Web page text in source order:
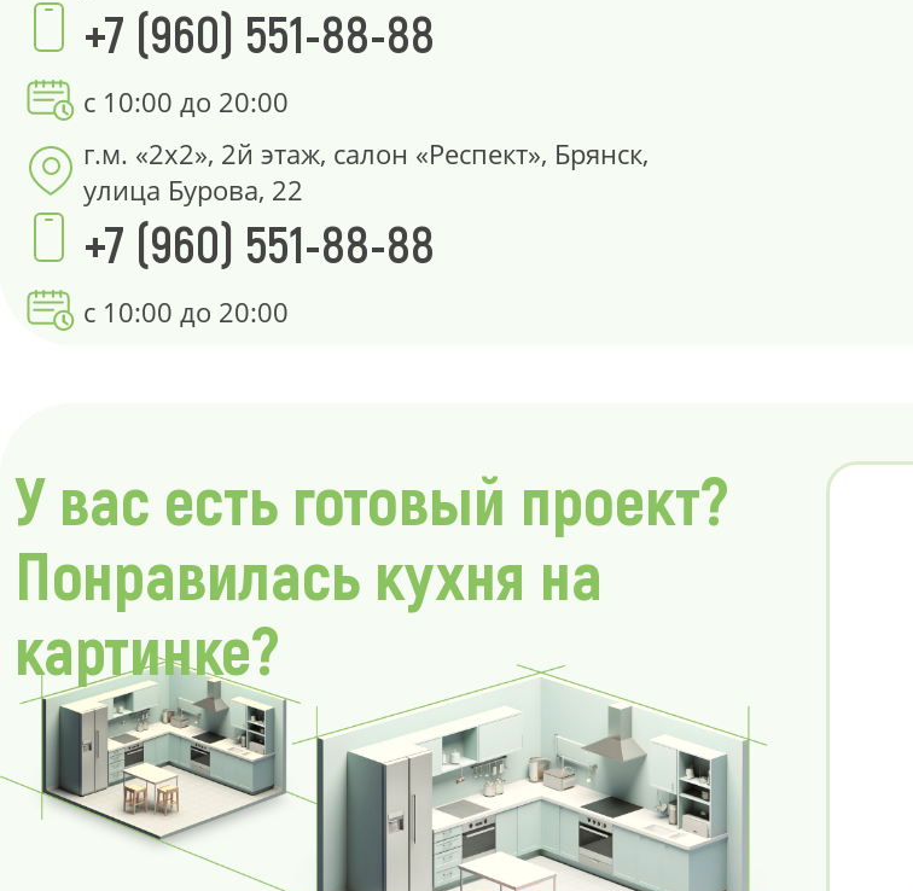
+7 (960) 551-88-88
с 10:00 до 20:00
г.м. «2х2», 2й этаж, салон «Респект», Брянск,
улица Бурова, 22
+7 (960) 551-88-88
с 10:00 до 20:00
У вас есть готовый проект?
Понравилась кухня на
картинке?